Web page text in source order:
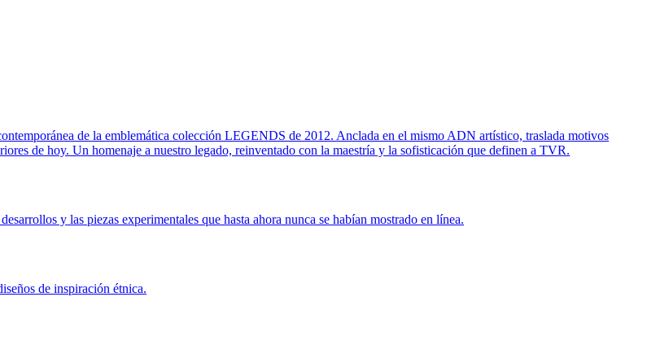
de la emblemática colección LEGENDS de 2012. Anclada en el mismo ADN artístico, traslada motivos
de hoy. Un homenaje a nuestro legado, reinventado con la maestría y la sofisticación que definen a TVR.
y las piezas experimentales que hasta ahora nunca se habían mostrado en línea.
de inspiración étnica.